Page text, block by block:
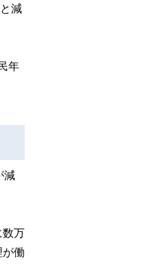
減
年
減
数万
が働